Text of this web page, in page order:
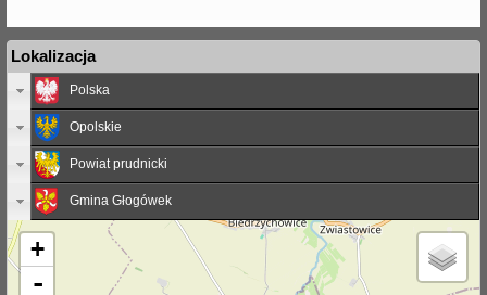
Lokalizacja
Polska
Opolskie
Powiat prudnicki
Gmina Głogówek
+
-